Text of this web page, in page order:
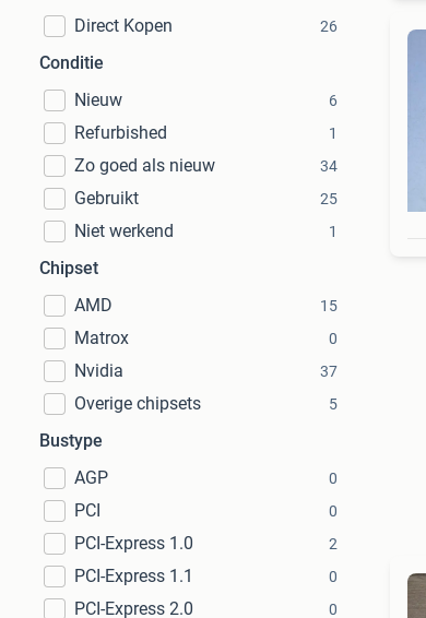
Direct Kopen
26
Conditie
Nieuw
6
Refurbished 1
Zo goed als nieuw 34
Gebruikt 25
Niet werkend 1
Chipset
AMD
15
Matrox 0
Nvidia 37
Overige chipsets 5
Bustype
AGP
0
PCI 0
PCI-Express 1.0 2
PCI-Express 1.1 0
PCI-Express 2.0 0